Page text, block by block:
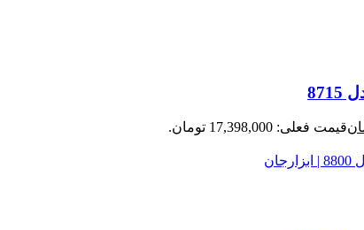
قیمت فعلی: 17,398,000 تومان.